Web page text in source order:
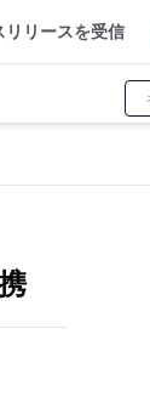
リリースを受信